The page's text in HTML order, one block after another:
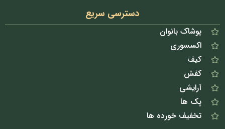
دسترسی سریع
پوشاک بانوان
اکسسوری
کیف
کفش
آرایشی
پک ها
تخفیف خورده ها